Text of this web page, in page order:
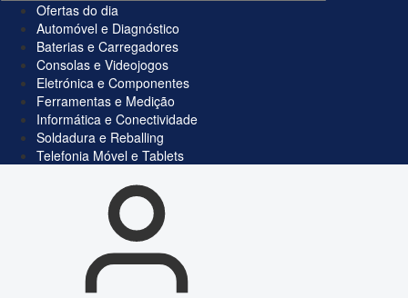
Ofertas do dia
Automóvel e Diagnóstico
Baterias e Carregadores
Consolas e Videojogos
Eletrónica e Componentes
Ferramentas e Medição
Informática e Conectividade
Soldadura e Reballing
Telefonia Móvel e Tablets